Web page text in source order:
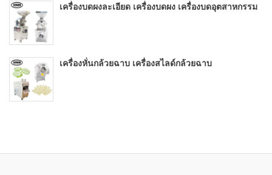
เครื่องบดผงละเอียด เครื่องบดผง เครื่องบดอุตสาหกรรม
เครื่องหั่นกล้วยฉาบ เครื่องสไลด์กล้วยฉาบ